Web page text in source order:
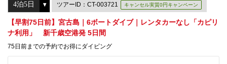
ツアーID：CT-003721 キャンセル実質0円キャンペーン
【早割75日前】宮古島｜6ボートダイブ｜レンタカーなし「カピリ
ナ利用」 新千歳空港発 5日間
75日前までの予約でお得にダイビング